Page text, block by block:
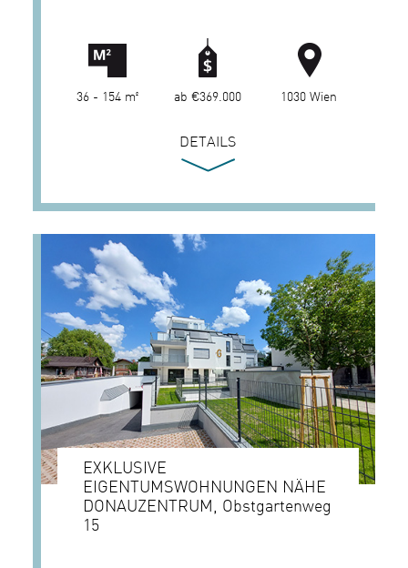
36 - 154 m² ab €369.000 1030 Wien
DETAILS
EXKLUSIVE
EIGENTUMSWOHNUNGEN NÄHE
DONAUZENTRUM, Obstgartenweg
15